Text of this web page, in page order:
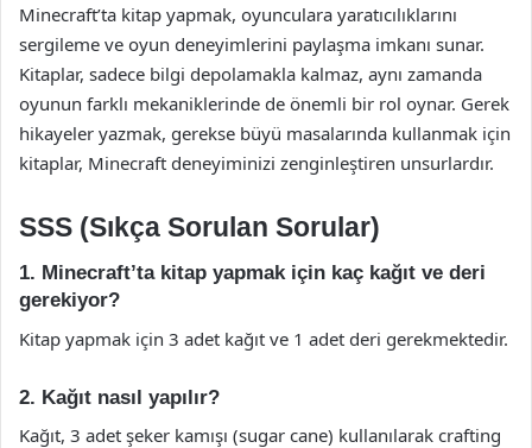
Minecraft’ta kitap yapmak, oyunculara yaratıcılıklarını
sergileme ve oyun deneyimlerini paylaşma imkanı sunar.
Kitaplar, sadece bilgi depolamakla kalmaz, aynı zamanda
oyunun farklı mekaniklerinde de önemli bir rol oynar. Gerek
hikayeler yazmak, gerekse büyü masalarında kullanmak için
kitaplar, Minecraft deneyiminizi zenginleştiren unsurlardır.
SSS (Sıkça Sorulan Sorular)
1. Minecraft’ta kitap yapmak için kaç kağıt ve deri
gerekiyor?
Kitap yapmak için 3 adet kağıt ve 1 adet deri gerekmektedir.
2. Kağıt nasıl yapılır?
Kağıt, 3 adet şeker kamışı (sugar cane) kullanılarak crafting